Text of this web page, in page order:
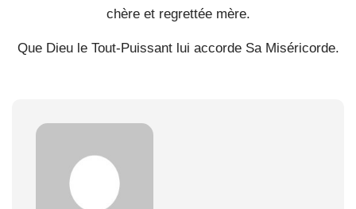
chère et regrettée mère.
Que Dieu le Tout-Puissant lui accorde Sa Miséricorde.